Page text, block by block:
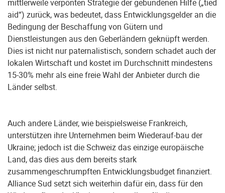
mittlerweile verpönten Strategie der gebundenen Hilfe („tied
aid“) zurück, was bedeutet, dass Entwicklungsgelder an die
Bedingung der Beschaffung von Gütern und
Dienstleistungen aus den Geberländern geknüpft werden.
Dies ist nicht nur paternalistisch, sondern schadet auch der
lokalen Wirtschaft und kostet im Durchschnitt mindestens
15-30% mehr als eine freie Wahl der Anbieter durch die
Länder selbst.
Auch andere Länder, wie beispielsweise Frankreich,
unterstützen ihre Unternehmen beim Wiederauf-bau der
Ukraine; jedoch ist die Schweiz das einzige europäische
Land, das dies aus dem bereits stark
zusammengeschrumpften Entwicklungsbudget finanziert.
Alliance Sud setzt sich weiterhin dafür ein, dass für den